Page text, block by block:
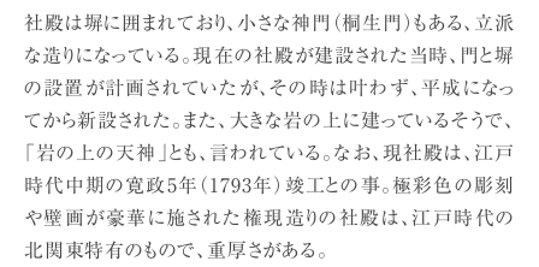
社殿は塀に囲まれており、小さな神門（桐生門）もある、立派
な造りになっている。現在の社殿が建設された当時、門と塀
の設置が計画されていたが、その時は叶わず、平成になっ
てから新設された。また、大きな岩の上に建っているそうで、
「岩の上の天神」とも、言われている。なお、現社殿は、江戸
時代中期の寛政5年（1793年）竣工との事。極彩色の彫刻
や壁画が豪華に施された権現造りの社殿は、江戸時代の
北関東特有のもので、重厚さがある。